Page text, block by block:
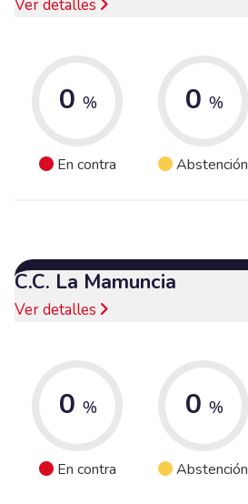
Ver detalles
0 %
En contra
0 %
Abstención
C.C. La Mamuncia
Ver detalles
0 %
En contra
0 %
Abstención